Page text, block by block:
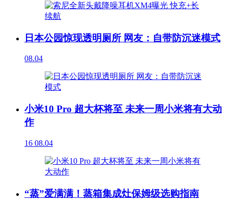
日本公园惊现透明厕所 网友：自带防沉迷模式
08.04
小米10 Pro 超大杯将至 未来一周小米将有大动
作
16 08.04
“蒸”爱满满！蒸箱集成灶保姆级选购指南